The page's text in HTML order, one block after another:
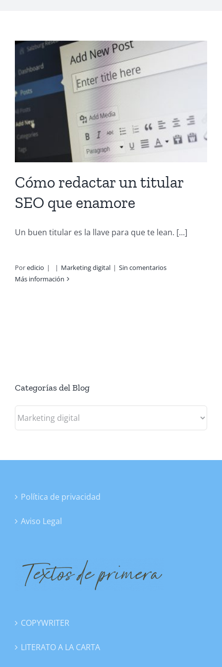
Cómo redactar un titular
SEO que enamore
Un buen titular es la llave para que te lean. [...]
Poredicio | | Marketing digital | Sin comentarios
Más información
Categorías del Blog
Categorías
Política de privacidad
Aviso Legal
COPYWRITER
LITERATO A LA CARTA